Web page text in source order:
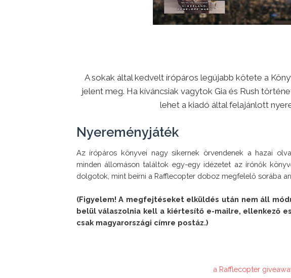
A sokak által kedvelt írópáros legújabb kötete a
jelent meg. Ha kíváncsiak vagytok Gia és Rush
lehet a kiadó által felajánlott
Nyereményjáték
Az írópáros könyvei nagy sikernek örvendenek a hazai
minden állomáson találtok egy-egy idézetet az írónők
dolgotok, mint beírni a Rafflecopter doboz megfelelő sorába
(Figyelem! A megfejtéseket elküldés után nem áll
belül válaszolnia kell a kiértesítő e-mailre, ellenkező
a Rafflecopter